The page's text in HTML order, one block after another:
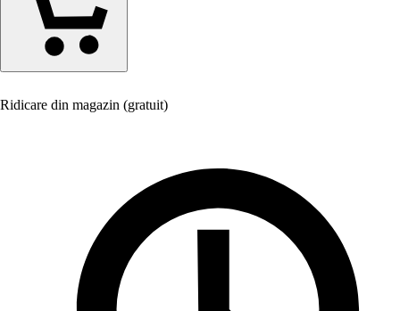
Ridicare din magazin (gratuit)